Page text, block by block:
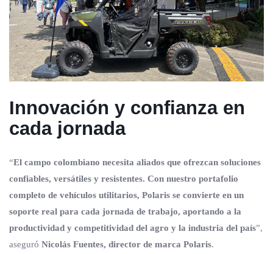
Innovación y confianza en
cada jornada
“El campo colombiano necesita aliados que ofrezcan soluciones
confiables, versátiles y resistentes. Con nuestro portafolio
completo de vehículos utilitarios, Polaris se convierte en un
soporte real para cada jornada de trabajo, aportando a la
productividad y competitividad del agro y la industria del país”,
aseguró Nicolás Fuentes, director de marca Polaris.